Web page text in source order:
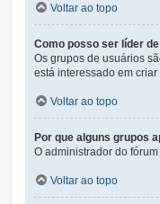
Voltar ao topo
Como posso ser líder
Os grupos de usuários
está interessado em
Voltar ao topo
Por que alguns grupos
O administrador do
Voltar ao topo